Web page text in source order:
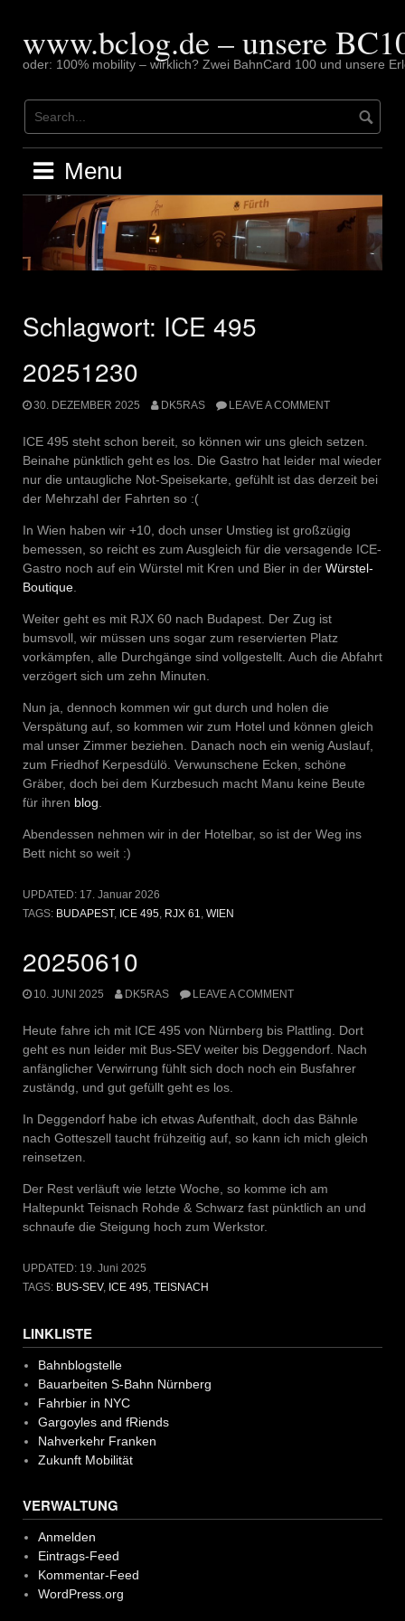
contentwww.bclog.de – unsere
oder: 100% mobility – wirklich? Zwei BahnCard 100 und unsere
Menu
Schlagwort: ICE 495
20251230
30. DEZEMBER 2025 DK5RAS LEAVE A COMMENT
ICE 495 steht schon bereit, so können wir uns gleich setzen.
Beinahe pünktlich geht es los. Die Gastro hat leider mal wieder
nur die untaugliche Not-Speisekarte, gefühlt ist das derzeit bei
der Mehrzahl der Fahrten so :(
In Wien haben wir +10, doch unser Umstieg ist großzügig
bemessen, so reicht es zum Ausgleich für die versagende ICE-
Gastro noch auf ein Würstel mit Kren und Bier in der Würstel-
Boutique
Weiter geht es mit RJX 60 nach Budapest. Der Zug ist
bumsvoll, wir müssen uns sogar zum reservierten Platz
vorkämpfen, alle Durchgänge sind vollgestellt. Auch die Abfahrt
verzögert sich um zehn Minuten.
Nun ja, dennoch kommen wir gut durch und holen die
Verspätung auf, so kommen wir zum Hotel und können gleich
mal unser Zimmer beziehen. Danach noch ein wenig Auslauf,
zum Friedhof Kerpesdülö. Verwunschene Ecken, schöne
Gräber, doch bei dem Kurzbesuch macht Manu keine Beute
für ihren blog
Abendessen nehmen wir in der Hotelbar, so ist der Weg ins
Bett nicht so weit :)
UPDATED: 17. Januar 2026
TAGS: BUDAPEST, ICE 495 RJX 61 WIEN
20250610
10. JUNI 2025 DK5RAS LEAVE A COMMENT
Heute fahre ich mit ICE 495 von Nürnberg bis Plattling. Dort
geht es nun leider mit Bus-SEV weiter bis Deggendorf. Nach
anfänglicher Verwirrung fühlt sich doch noch ein Busfahrer
zuständg, und gut gefüllt geht es los.
In Deggendorf habe ich etwas Aufenthalt, doch das Bähnle
nach Gotteszell taucht frühzeitig auf, so kann ich mich gleich
reinsetzen.
Der Rest verläuft wie letzte Woche, so komme ich am
Haltepunkt Teisnach Rohde & Schwarz fast pünktlich an und
schnaufe die Steigung hoch zum Werkstor.
UPDATED: 19. Juni 2025
TAGS: BUS-SEV, ICE 495, TEISNACH
LINKLISTE
Bahnblogstelle
Bauarbeiten S-Bahn Nürnberg
Fahrbier in NYC
Gargoyles and fRiends
Nahverkehr Franken
Zukunft Mobilität
VERWALTUNG
Anmelden
Eintrags-Feed
Kommentar-Feed
WordPress.org